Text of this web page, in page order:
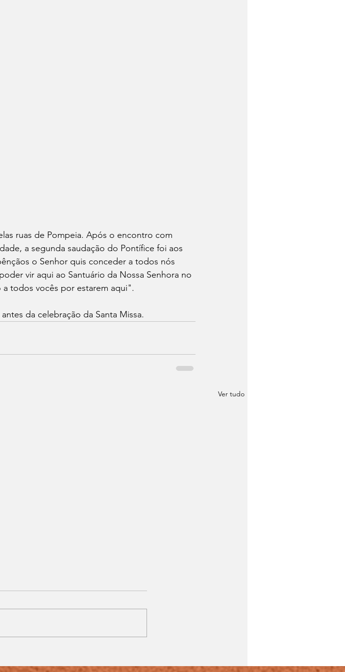
ruas de Pompeia. Após o encontro com
a segunda saudação do Pontífice foi aos
o Senhor quis conceder a todos nós
vir aqui ao Santuário da Nossa Senhora no
todos vocês por estarem aqui".
da celebração da Santa Missa.
Ver tudo